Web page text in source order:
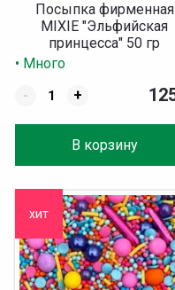
Посыпка фирменная
MIXIE "Эльфийская
принцесса" 50 гр
• Много
-
+
В корзину
хит